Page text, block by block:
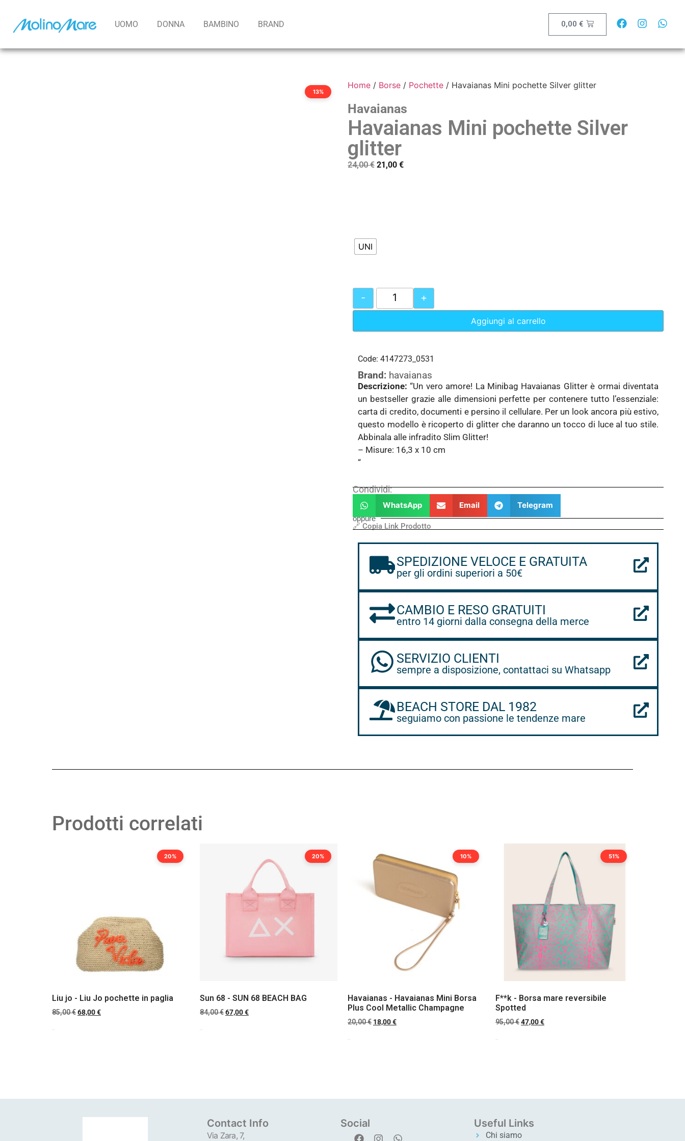
UOMO DONNA BAMBINO BRAND 0,00€
13%
Home / Borse / Pochette / Havaianas Mini pochette Silver glitter
Havaianas
Havaianas Mini pochette Silver
glitter
24,00€ 21,00 €
UNI
- +
Aggiungi al carrello
Code: 4147273_0531
Brand: havaianas
Descrizione:“Un vero amore! La Minibag Havaianas Glitter è ormai diventata
un bestseller grazie alle dimensioni perfette per contenere tutto l’essenziale:
carta di credito, documenti e persino il cellulare. Per un look ancora più estivo,
questo modello è ricoperto di glitter che daranno un tocco di luce al tuo stile.
Abbinala alle infradito Slim Glitter!
– Misure: 16,3 x 10 cm
“
Condividi:
WhatsApp Email Telegram
oppure
🔗 Copia Link Prodotto
SPEDIZIONE VELOCE E GRATUITA
per gli ordini superiori a 50€
CAMBIO E RESO GRATUITI
entro 14 giorni dalla consegna della merce
SERVIZIO CLIENTI
sempre a disposizione, contattaci su Whatsapp
BEACH STORE DAL 1982
seguiamo con passione le tendenze mare
Prodotti correlati
20%
Liu jo - Liu Jo pochette in paglia
85,00€68,00€
20%
Sun 68 - SUN 68 BEACH BAG
84,00€67,00€
10%
Havaianas - Havaianas Mini Borsa
Plus Cool Metallic Champagne
20,00€ 18,00€
51%
F**k - Borsa mare reversibile
Spotted
95,00€47,00€
Contact Info
Via Zara, 7,
Social Useful Links
Chi siamo